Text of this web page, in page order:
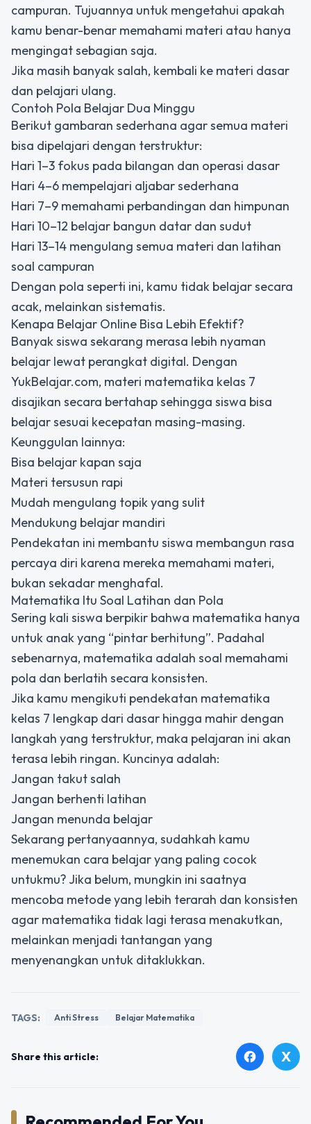
campuran. Tujuannya untuk mengetahui apakah
kamu benar-benar memahami materi atau hanya
mengingat sebagian saja.
Jika masih banyak salah, kembali ke materi dasar
dan pelajari ulang.
Contoh Pola Belajar Dua Minggu
Berikut gambaran sederhana agar semua materi
bisa dipelajari dengan terstruktur:
Hari 1–3 fokus pada bilangan dan operasi dasar
Hari 4–6 mempelajari aljabar sederhana
Hari 7–9 memahami perbandingan dan himpunan
Hari 10–12 belajar bangun datar dan sudut
Hari 13–14 mengulang semua materi dan latihan
soal campuran
Dengan pola seperti ini, kamu tidak belajar secara
acak, melainkan sistematis.
Kenapa Belajar Online Bisa Lebih Efektif?
Banyak siswa sekarang merasa lebih nyaman
belajar lewat perangkat digital. Dengan
YukBelajar.com, materi matematika kelas 7
disajikan secara bertahap sehingga siswa bisa
belajar sesuai kecepatan masing-masing.
Keunggulan lainnya:
Bisa belajar kapan saja
Materi tersusun rapi
Mudah mengulang topik yang sulit
Mendukung belajar mandiri
Pendekatan ini membantu siswa membangun rasa
percaya diri karena mereka memahami materi,
bukan sekadar menghafal.
Matematika Itu Soal Latihan dan Pola
Sering kali siswa berpikir bahwa matematika hanya
untuk anak yang “pintar berhitung”. Padahal
sebenarnya, matematika adalah soal memahami
pola dan berlatih secara konsisten.
Jika kamu mengikuti pendekatan matematika
kelas 7 lengkap dari dasar hingga mahir dengan
langkah yang terstruktur, maka pelajaran ini akan
terasa lebih ringan. Kuncinya adalah:
Jangan takut salah
Jangan berhenti latihan
Jangan menunda belajar
Sekarang pertanyaannya, sudahkah kamu
menemukan cara belajar yang paling cocok
untukmu? Jika belum, mungkin ini saatnya
mencoba metode yang lebih terarah dan konsisten
agar matematika tidak lagi terasa menakutkan,
melainkan menjadi tantangan yang
menyenangkan untuk ditaklukkan.
TAGS: Anti Stress Belajar Matematika
Share this article: facebook X